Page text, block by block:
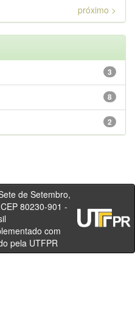
próximo >
3
8
2
Setembro,
80230-901 -
- Brasil
com
pela UTFPR